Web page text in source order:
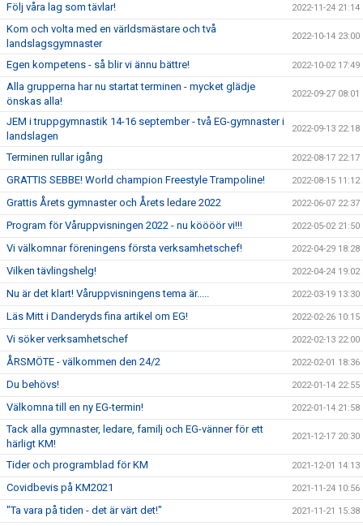
Följ våra lag som tävlar! 2022-11-24 21:14
Kom och volta med en världsmästare och två
landslagsgymnaster
2022-10-14 23:00
Egen kompetens - så blir vi ännu bättre! 2022-10-02 17:49
Alla grupperna har nu startat terminen - mycket glädje
önskas alla!
2022-09-27 08:01
JEM i truppgymnastik 14-16 september - två EG-gymnaster i
landslagen
2022-09-13 22:18
Terminen rullar igång 2022-08-17 22:17
GRATTIS SEBBE! World champion Freestyle Trampoline! 2022-08-15 11:12
Grattis Årets gymnaster och Årets ledare 2022 2022-06-07 22:37
Program för Våruppvisningen 2022 - nu köööör vi!!! 2022-05-02 21:50
Vi välkomnar föreningens första verksamhetschef! 2022-04-29 18:28
Vilken tävlingshelg! 2022-04-24 19:02
Nu är det klart! Våruppvisningens tema är..... 2022-03-19 13:30
Läs Mitt i Danderyds fina artikel om EG! 2022-02-26 10:15
Vi söker verksamhetschef 2022-02-13 22:00
ÅRSMÖTE - välkommen den 24/2 2022-02-01 18:36
Du behövs! 2022-01-14 22:55
Välkomna till en ny EG-termin! 2022-01-14 21:58
Tack alla gymnaster, ledare, familj och EG-vänner för ett
härligt KM!
2021-12-17 20:30
Tider och programblad för KM 2021-12-01 14:13
Covidbevis på KM2021 2021-11-24 10:56
"Ta vara på tiden - det är värt det!" 2021-11-21 15:38